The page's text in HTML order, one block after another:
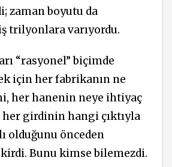
zaman boyutu da
trilyonlara varıyordu.
“rasyonel” biçimde
için her fabrikanın ne
her hanenin neye ihtiyaç
her girdinin hangi çıktıyla
olduğunu önceden
Bunu kimse bilemezdi.